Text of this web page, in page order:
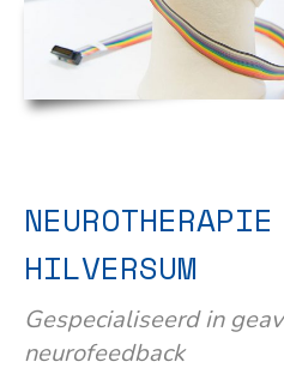
HILVERSUM
Gespecialiseerd in
neurofeedback